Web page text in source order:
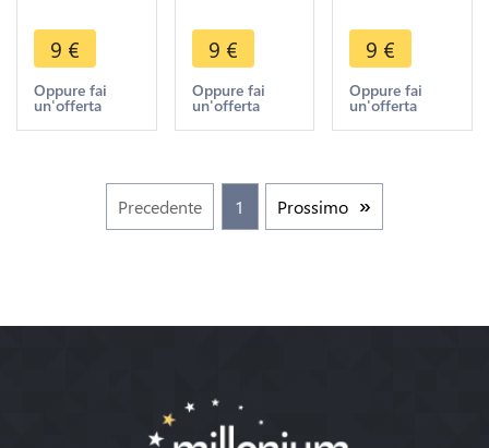
Pesetas
Jaime
Balmes y
Urpiá 1951
9 €
Oppure fai
un'offerta
Peseta
Álvaro de
Bazán 1953
UNC ->
9 €
Oppure fai
un'offerta
Specimen
10 Ecu 199
Seville Expo
Test Note
9 €
Oppure fai
un'offerta
Precedente 1 Prossimo